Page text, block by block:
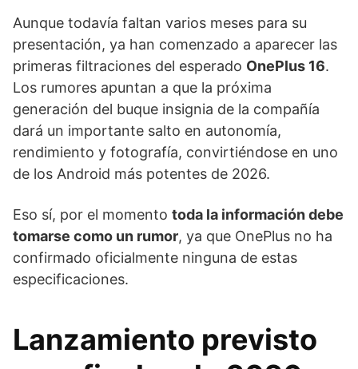
Aunque todavía faltan varios meses para su
presentación, ya han comenzado a aparecer las
primeras filtraciones del esperado OnePlus 16.
Los rumores apuntan a que la próxima
generación del buque insignia de la compañía
dará un importante salto en autonomía,
rendimiento y fotografía, convirtiéndose en uno
de los Android más potentes de 2026.
Eso sí, por el momento toda la información debe
tomarse como un rumor, ya que OnePlus no ha
confirmado oficialmente ninguna de estas
especificaciones.
Lanzamiento previsto